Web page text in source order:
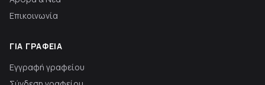
Επικοινωνία
ΓΙΑ ΓΡΑΦΕΊΑ
Εγγραφή γραφείου